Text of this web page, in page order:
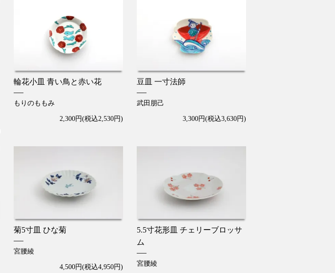
輪花小皿 青い鳥と赤い花
もりのももみ
2,300円(税込2,530円)
豆皿 一寸法師
武田朋己
3,300円(税込3,630円)
菊5寸皿 ひな菊
宮腰綾
4,500円(税込4,950円)
5.5寸花形皿 チェリーブロッサ
ム
宮腰綾